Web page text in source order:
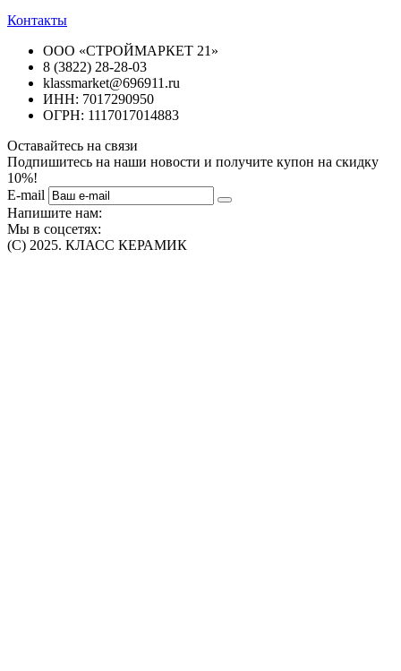
Контакты
ООО «СТРОЙМАРКЕТ 21»
8 (3822) 28-28-03
klassmarket@696911.ru
ИНН: 7017290950
ОГРН: 1117017014883
Оставайтесь на связи
Подпишитесь на наши новости и получите купон на скидку
10%!
E-mail
Напишите нам:
Мы в соцсетях:
(C) 2025. КЛАСС КЕРАМИК